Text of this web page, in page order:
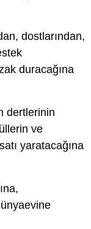
dostlarından,
duracağına
dertlerinin
ve
yaratacağına